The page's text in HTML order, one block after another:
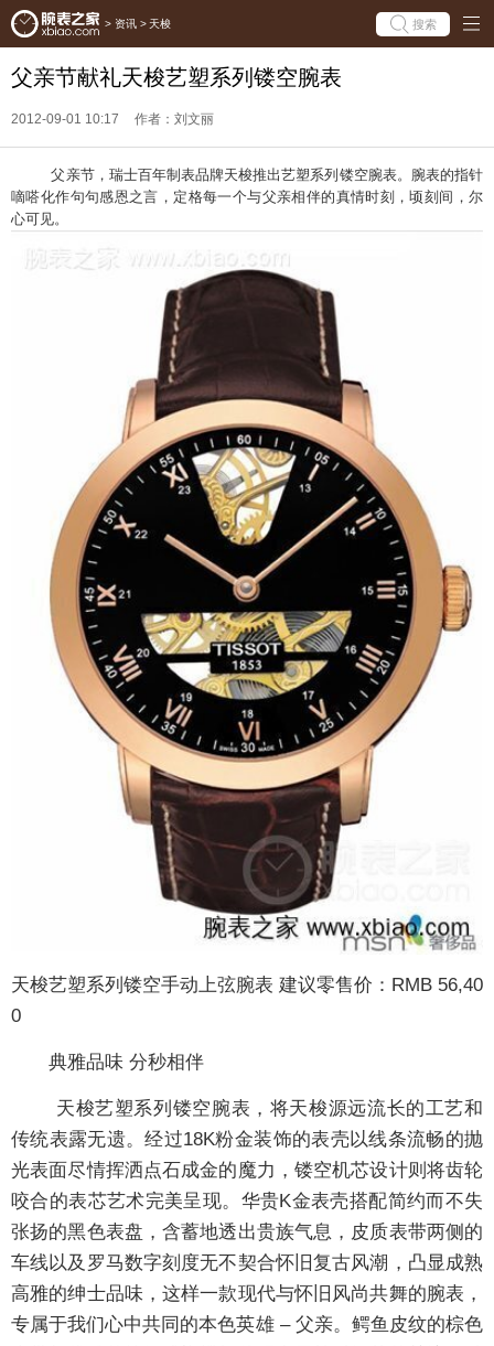
> 资讯 > 天梭 搜索
父亲节献礼天梭艺塑系列镂空腕表
2012-09-01 10:17 作者：刘文丽
父亲节，瑞士百年制表品牌天梭推出艺塑系列镂空腕表。腕表的指针
嘀嗒化作句句感恩之言，定格每一个与父亲相伴的真情时刻，顷刻间，尔
心可见。
天梭艺塑系列镂空手动上弦腕表 建议零售价：RMB 56,40
0
典雅品味 分秒相伴
天梭艺塑系列镂空腕表，将天梭源远流长的工艺和
传统表露无遗。经过18K粉金装饰的表壳以线条流畅的抛
光表面尽情挥洒点石成金的魔力，镂空机芯设计则将齿轮
咬合的表芯艺术完美呈现。华贵K金表壳搭配简约而不失
张扬的黑色表盘，含蓄地透出贵族气息，皮质表带两侧的
车线以及罗马数字刻度无不契合怀旧复古风潮，凸显成熟
高雅的绅士品味，这样一款现代与怀旧风尚共舞的腕表，
专属于我们心中共同的本色英雄 – 父亲。鳄鱼皮纹的棕色